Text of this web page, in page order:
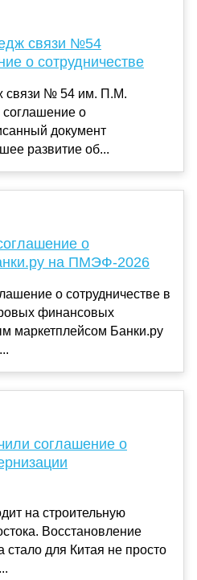
связи №54
о сотрудничестве
связи № 54 им. П.М.
соглашение о
документ
развитие об...
о
на ПМЭФ-2026
о сотрудничестве в
финансовых
маркетплейсом Банки.ру
соглашение о
на строительную
Восстановление
для Китая не просто